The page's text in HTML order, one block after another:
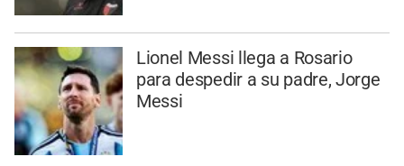
Lionel Messi llega a Rosario
para despedir a su padre, Jorge
Messi